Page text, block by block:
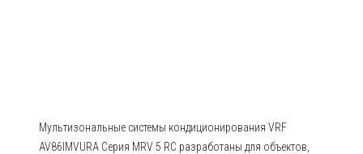
Мультизональные системы кондиционирования VRF
AV86IMVURA Серия MRV 5 RC разработаны для объектов,